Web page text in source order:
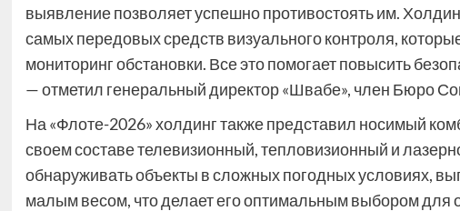
выявление позволяет успешно противостоять им.
самых передовых средств визуального контроля,
мониторинг обстановки. Все это помогает повысить
— отметил генеральный директор «Швабе», член Бюро
На «Флоте-2026» холдинг также представил носимый
своем составе телевизионный, тепловизионный и
обнаруживать объекты в сложных погодных условиях,
малым весом, что делает его оптимальным выбором для